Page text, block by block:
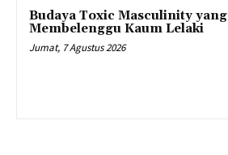
Budaya Toxic Masculinity yang
Membelenggu Kaum Lelaki
Jumat, 7 Agustus 2026